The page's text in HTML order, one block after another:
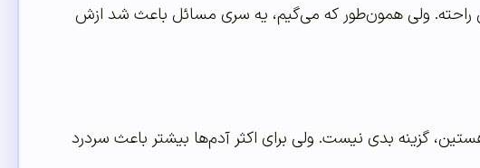
راحته. ولی همون‌طور که می‌گیم، یه سری مسائل باعث شد ازش
گزینه بدی نیست. ولی برای اکثر آدم‌ها بیشتر باعث سردرد